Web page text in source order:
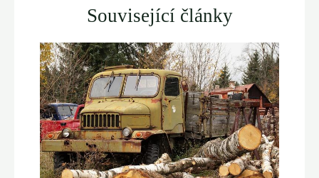
Související články